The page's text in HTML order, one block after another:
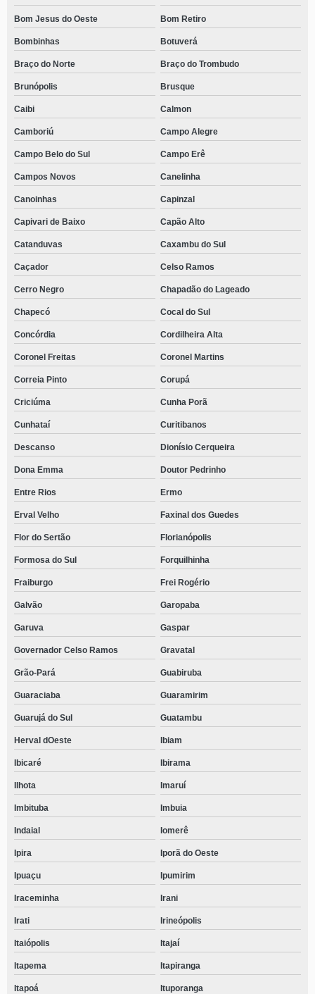
Bom Jesus do Oeste Bom Retiro
Bombinhas Botuverá
Braço do Norte Braço do Trombudo
Brunópolis Brusque
Caibi Calmon
Camboriú Campo Alegre
Campo Belo do Sul Campo Erê
Campos Novos Canelinha
Canoinhas Capinzal
Capivari de Baixo Capão Alto
Catanduvas Caxambu do Sul
Caçador Celso Ramos
Cerro Negro Chapadão do Lageado
Chapecó Cocal do Sul
Concórdia Cordilheira Alta
Coronel Freitas Coronel Martins
Correia Pinto Corupá
Criciúma Cunha Porã
Cunhataí Curitibanos
Descanso Dionísio Cerqueira
Dona Emma Doutor Pedrinho
Entre Rios Ermo
Erval Velho Faxinal dos Guedes
Flor do Sertão Florianópolis
Formosa do Sul Forquilhinha
Fraiburgo Frei Rogério
Galvão Garopaba
Garuva Gaspar
Governador Celso Ramos Gravatal
Grão-Pará Guabiruba
Guaraciaba Guaramirim
Guarujá do Sul Guatambu
Herval dOeste Ibiam
Ibicaré Ibirama
Ilhota Imaruí
Imbituba Imbuia
Indaial Iomerê
Ipira Iporã do Oeste
Ipuaçu Ipumirim
Iraceminha Irani
Irati Irineópolis
Itaiópolis Itajaí
Itapema Itapiranga
Itapoá Ituporanga